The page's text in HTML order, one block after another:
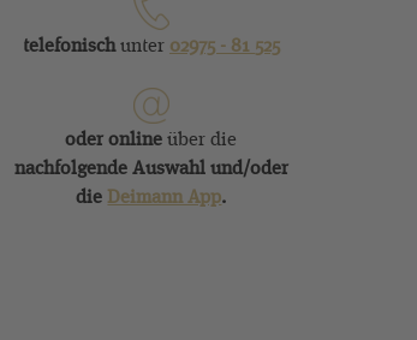
telefonischunter 02975 - 81 525
oder onlineüber die
nachfolgende Auswahl und/oder
die Deimann App.